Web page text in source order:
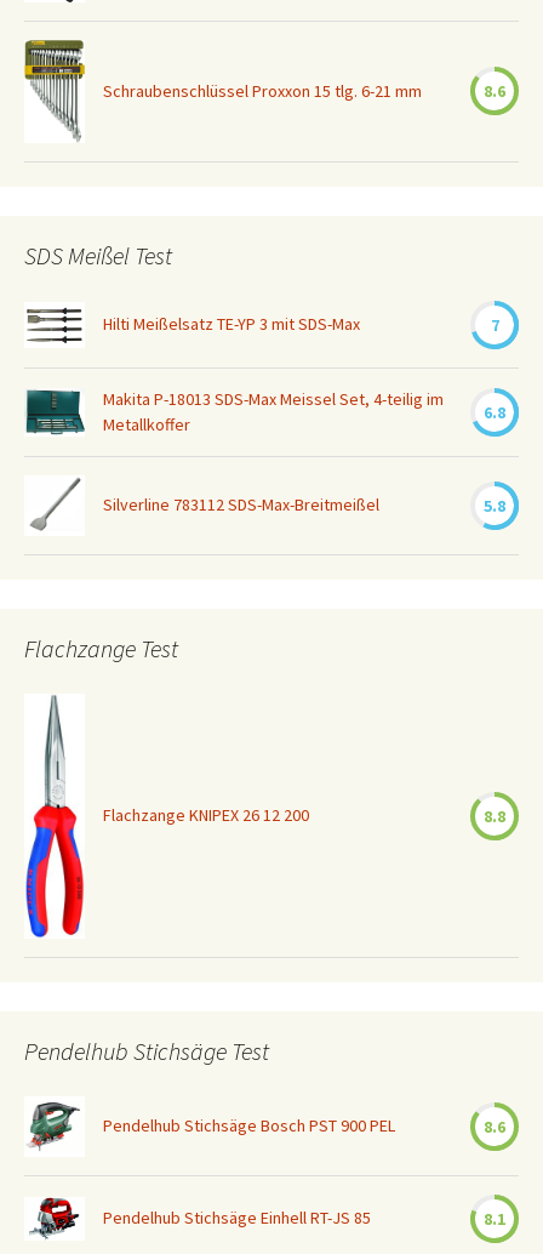
Schraubenschlüssel Proxxon 15 tlg. 6-21 mm 8.6
SDS Meißel Test
Hilti Meißelsatz TE-YP 3 mit SDS-Max 7
Makita P-18013 SDS-Max Meissel Set, 4-teilig im
Metallkoffer
6.8
Silverline 783112 SDS-Max-Breitmeißel 5.8
Flachzange Test
Flachzange KNIPEX 26 12 200 8.8
Pendelhub Stichsäge Test
Pendelhub Stichsäge Bosch PST 900 PEL 8.6
Pendelhub Stichsäge Einhell RT-JS 85 8.1